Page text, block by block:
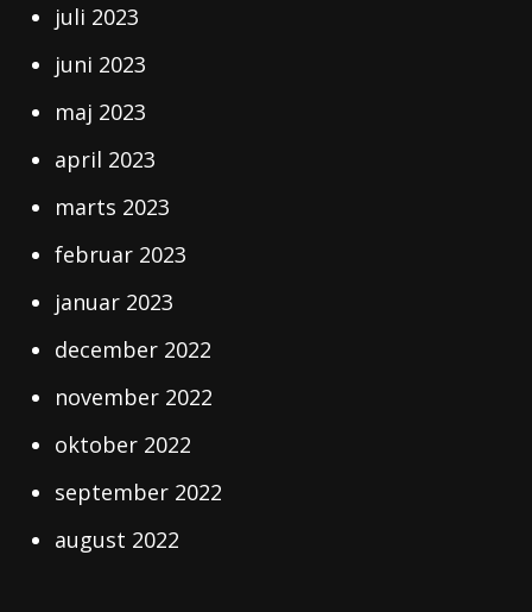
juli 2023
juni 2023
maj 2023
april 2023
marts 2023
februar 2023
januar 2023
december 2022
november 2022
oktober 2022
september 2022
august 2022